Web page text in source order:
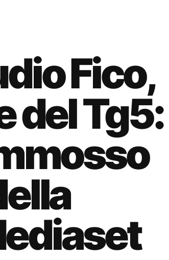
Fico,
del Tg5: